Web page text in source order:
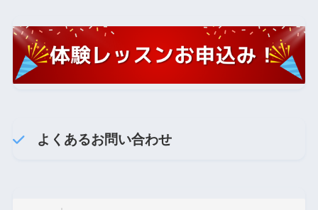
よくあるお問い合わせ